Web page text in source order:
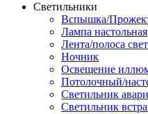
Светильники
Вспышка/
Лампа настольная
Лента/полоса
Ночник
Освещение
Потолочный/
Светильник
Светильник